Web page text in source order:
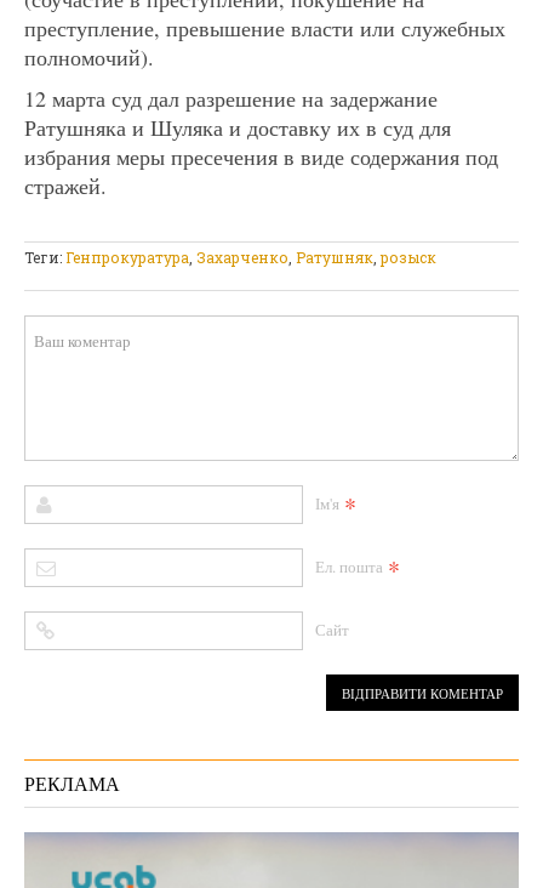
преступление, превышение власти или служебных
полномочий).
12 марта суд дал разрешение на задержание
Ратушняка и Шуляка и доставку их в суд для
избрания меры пресечения в виде содержания под
стражей.
Теги:Генпрокуратура Захарченко Ратушняк ,розыск
Ім'я *
Ел. пошта *
Сайт
РЕКЛАМА